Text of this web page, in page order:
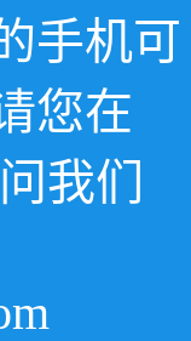
手机可
您在
我们